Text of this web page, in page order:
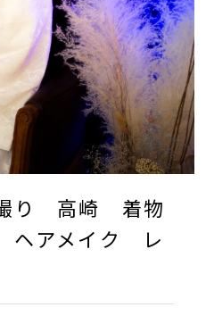
り 高崎 着物
ヘアメイク レ